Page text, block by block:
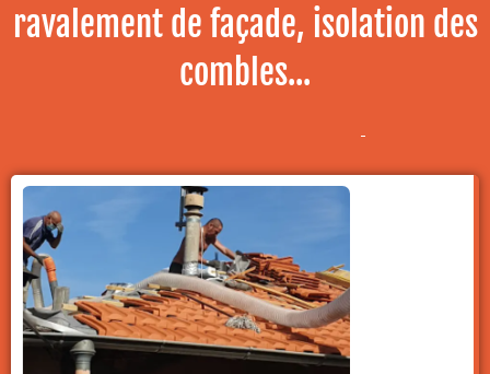
ravalement de façade, isolation des
combles...